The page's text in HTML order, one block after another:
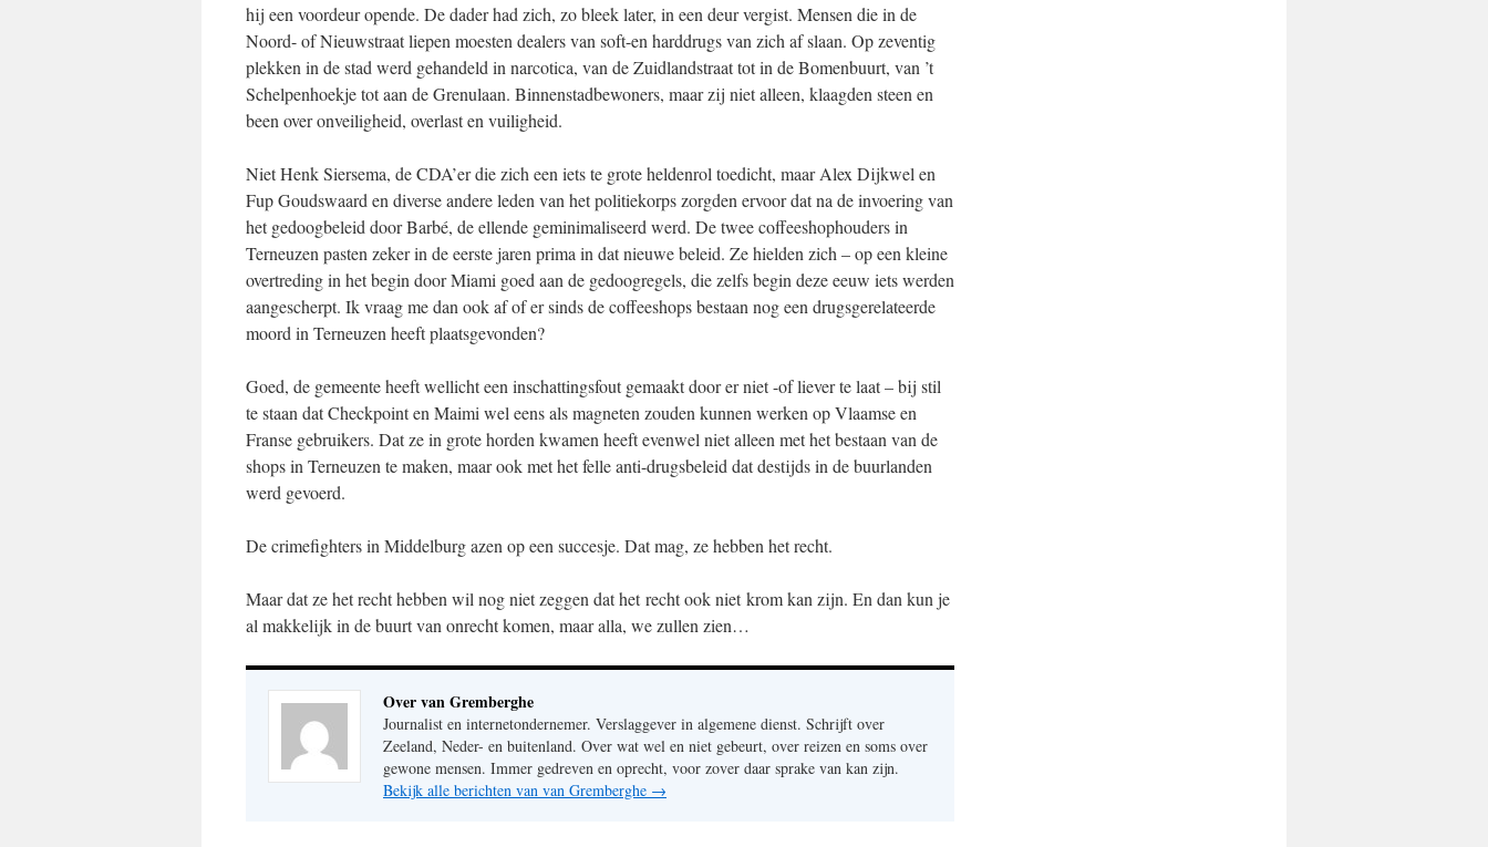
hij een voordeur opende. De dader had zich, zo bleek later, in een deur vergist. Mensen die in de
Noord- of Nieuwstraat liepen moesten dealers van soft-en harddrugs van zich af slaan. Op zeventig
plekken in de stad werd gehandeld in narcotica, van de Zuidlandstraat tot in de Bomenbuurt, van ’t
Schelpenhoekje tot aan de Grenulaan. Binnenstadbewoners, maar zij niet alleen, klaagden steen en
been over onveiligheid, overlast en vuiligheid.
Niet Henk Siersema, de CDA’er die zich een iets te grote heldenrol toedicht, maar Alex Dijkwel en
Fup Goudswaard en diverse andere leden van het politiekorps zorgden ervoor dat na de invoering van
het gedoogbeleid door Barbé, de ellende geminimaliseerd werd. De twee coffeeshophouders in
Terneuzen pasten zeker in de eerste jaren prima in dat nieuwe beleid. Ze hielden zich – op een kleine
overtreding in het begin door Miami goed aan de gedoogregels, die zelfs begin deze eeuw iets werden
aangescherpt. Ik vraag me dan ook af of er sinds de coffeeshops bestaan nog een drugsgerelateerde
moord in Terneuzen heeft plaatsgevonden?
Goed, de gemeente heeft wellicht een inschattingsfout gemaakt door er niet -of liever te laat – bij stil
te staan dat Checkpoint en Maimi wel eens als magneten zouden kunnen werken op Vlaamse en
Franse gebruikers. Dat ze in grote horden kwamen heeft evenwel niet alleen met het bestaan van de
shops in Terneuzen te maken, maar ook met het felle anti-drugsbeleid dat destijds in de buurlanden
werd gevoerd.
De crimefighters in Middelburg azen op een succesje. Dat mag, ze hebben het recht.
Maar dat ze het recht hebben wil nog niet zeggen dat het recht ook niet krom kan zijn. En dan kun je
al makkelijk in de buurt van onrecht komen, maar alla, we zullen zien…
Over van Gremberghe
Journalist en internetondernemer. Verslaggever in algemene dienst. Schrijft over
Zeeland, Neder- en buitenland. Over wat wel en niet gebeurt, over reizen en soms over
gewone mensen. Immer gedreven en oprecht, voor zover daar sprake van kan zijn.
Bekijk alle berichten van van Gremberghe →